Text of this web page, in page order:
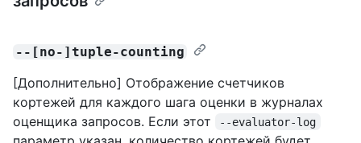
--[no-]tuple-counting
[Дополнительно] Отображение счетчиков
кортежей для каждого шага оценки в журналах
оценщика запросов. Если этот
--evaluator-log